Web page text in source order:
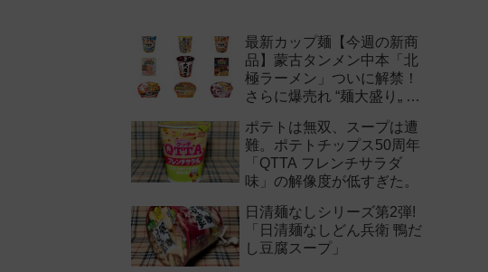
最新カップ麺【今週の新商
品】蒙古タンメン中本「北
極ラーメン」ついに解禁！
さらに爆売れ “麺大盛り„ シ
作まとめ！
ポテトは無双、スープは遭
難。ポテトチップス50周年
「QTTA フレンチサラダ
味」の解像度が低すぎた。
日清麺なしシリーズ第2弾!
「日清麺なしどん兵衛 鴨だ
し豆腐スープ」